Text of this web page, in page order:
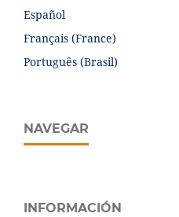
Español
Français (France)
Português (Brasil)
NAVEGAR
INFORMACIÓN